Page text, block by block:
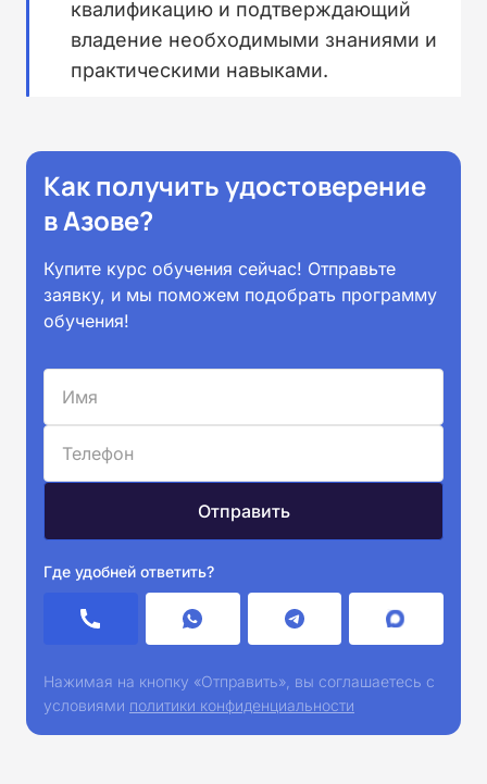
квалификацию и подтверждающий
владение необходимыми знаниями и
практическими навыками.
Как получить удостоверение
в Азове?
Купите курс обучения сейчас! Отправьте
заявку, и мы поможем подобрать программу
обучения!
Где удобней ответить?
Нажимая на кнопку «Отправить», вы соглашаетесь с
условиями политики конфиденциальности